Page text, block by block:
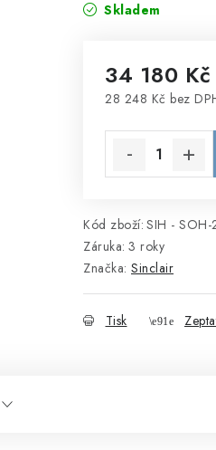
Skladem
34 180 Kč
28 248 Kč bez
Kód zboží: SIH - SOH-
Záruka: 3 roky
Značka: Sinclair
Tisk